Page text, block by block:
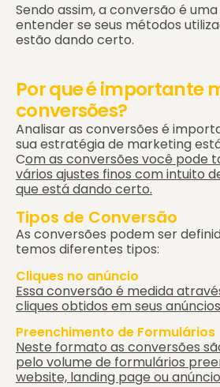
Sendo assim, a conversão é
entender se seus métodos
estão dando certo.
Por que é importante
conversões?
Analisar as conversões é
sua estratégia de marketing
Com as conversões você pode
vários ajustes finos com intuito
que está dando certo.
Tipos de Conversão
As conversões podem ser
temos diferentes tipos:
Cliques no anúncio
Essa conversão é medida
cliques obtidos em seus
Preenchimento de Formulários
Neste formato as conversões
pelo volume de formulários
website, landing page ou